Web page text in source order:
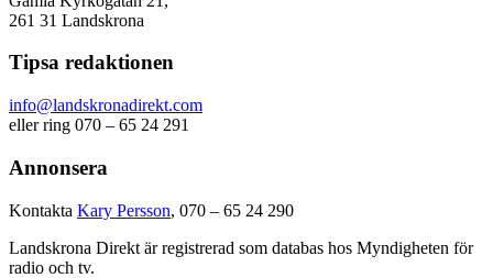
261 31 Landskrona
Tipsa redaktionen
info@landskronadirekt.com
eller ring 070 – 65 24 291
Annonsera
Kontakta Kary Persson, 070 – 65 24 290
Landskrona Direkt är registrerad som databas hos Myndigheten för
radio och tv.